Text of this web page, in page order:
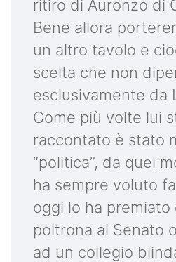
ritiro di Auronzo di
Bene allora
un altro tavolo e
scelta che non
esclusivamente da
Come più volte lui
raccontato è stato
“politica”, da quel
ha sempre voluto
oggi lo ha premiato
poltrona al Senato
ad un collegio